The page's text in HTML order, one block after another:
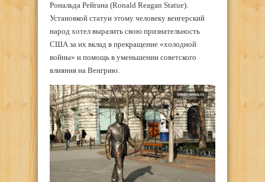
Рональда Рейгана (Ronald Reagan Statue).
Установкой статуи этому человеку венгерский
народ хотел выразить свою признательность
США за их вклад в прекращение «холодной
войны» и помощь в уменьшении советского
влияния на Венгрию.